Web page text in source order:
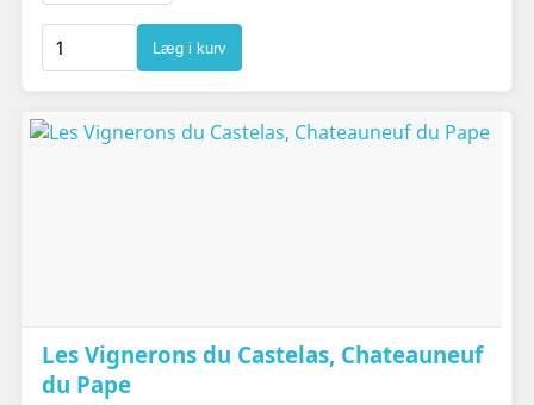
Læg i kurv
Les Vignerons du Castelas, Chateauneuf
du Pape